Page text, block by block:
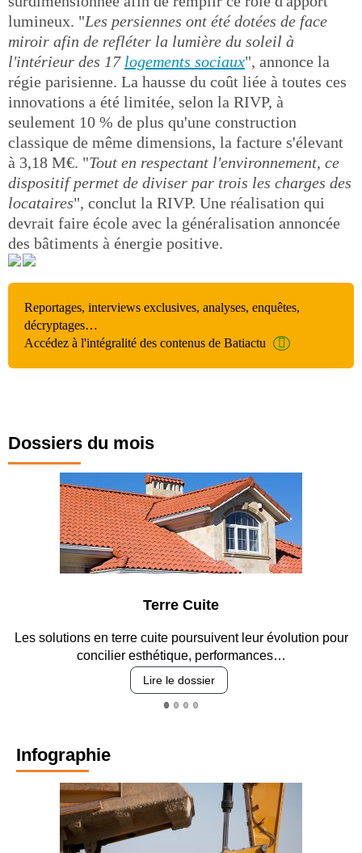
lumineux. "Les persiennes ont été dotées de face
miroir afin de refléter la lumière du soleil à
l'intérieur des 17 logements sociaux", annonce la
régie parisienne. La hausse du coût liée à toutes ces
innovations a été limitée, selon la RIVP, à
seulement 10 % de plus qu'une construction
classique de même dimensions, la facture s'élevant
à 3,18 M€. "Tout en respectant l'environnement, ce
dispositif permet de diviser par trois les charges des
locataires", conclut la RIVP. Une réalisation qui
devrait faire école avec la généralisation annoncée
des bâtiments à énergie positive.
Reportages, interviews exclusives, analyses, enquêtes,
décryptages…
Accédez à l'intégralité des contenus de Batiactu
Dossiers du mois
poursuivent leur évolution pour
performances…
Entre circulation,
Infographie